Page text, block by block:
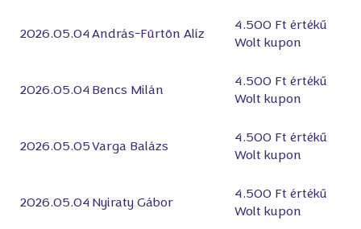
2026.05.04András-Fürtön Alíz
4.500 Ft értékű
Wolt kupon
2026.05.04 Bencs Milán
4.500 Ft értékű
Wolt kupon
2026.05.05Varga Balázs
4.500 Ft értékű
Wolt kupon
2026.05.04 Nyiraty Gábor
4.500 Ft értékű
Wolt kupon